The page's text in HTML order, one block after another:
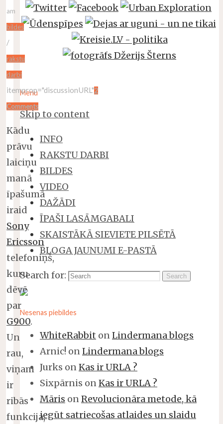
Menu
Skip to content
INFO
RAKSTU DARBI
BILDES
VIDEO
DAŽĀDI
ĪPAŠI LASĀMGABALI
SKAISTĀKĀ SIEVIETE PILSĒTĀ
BLOGA JAUNUMI E-PASTĀ
Search for: Search
Nesenas piebildes
WhiteRabbit onLindermana blogs
Arnic! onLindermana blogs
Jurks onKas ir URLA ?
Sixpārnis onKas ir URLA ?
Māris onRevolucionāra metode, kā
iegūt satriecošas atlaides un slaidu
am
bildes
/
rakstu
darbi
itemprop="discussionURL"2
Comments
Kādu
prāvu
laiciņu
manā
īpašumā
iraid
Sony
Ericsson
telefoniņš,
kuru
dēvē
par
G900.
Un
rau,
viņam
ir
ribās
funkcija,